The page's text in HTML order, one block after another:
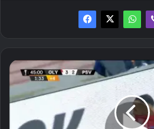
Tα
highlights
Ολυμπιακός
Αϊντχόφεν